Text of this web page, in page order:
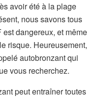
avoir été à la plage
nous savons tous
dangereux, et même
risque. Heureusement,
autobronzant qui
vous recherchez.
peut entraîner toutes